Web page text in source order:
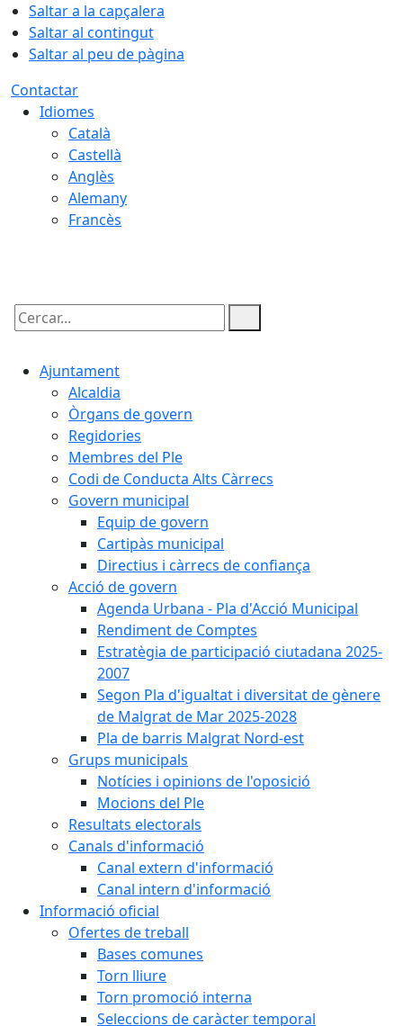
Saltar a la capçalera
Saltar al contingut
Saltar al peu de pàgina
Contactar
Idiomes
Català
Castellà
Anglès
Alemany
Francès
Cercar:
Ajuntament
Alcaldia
Òrgans de govern
Regidories
Membres del Ple
Codi de Conducta Alts Càrrecs
Govern municipal
Equip de govern
Cartipàs municipal
Directius i càrrecs de confiança
Acció de govern
Agenda Urbana - Pla d'Acció Municipal
Rendiment de Comptes
Estratègia de participació ciutadana 2025-
2007
Segon Pla d'igualtat i diversitat de gènere
de Malgrat de Mar 2025-2028
Pla de barris Malgrat Nord-est
Grups municipals
Notícies i opinions de l'oposició
Mocions del Ple
Resultats electorals
Canals d'informació
Canal extern d'informació
Canal intern d'informació
Informació oficial
Ofertes de treball
Bases comunes
Torn lliure
Torn promoció interna
Seleccions de caràcter temporal